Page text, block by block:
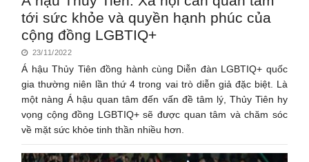
tới sức khỏe và quyền hạnh phúc của
cộng đồng LGBTIQ+
23/11/2022
Á hậu Thủy Tiên đồng hành cùng Diễn đàn LGBTIQ+ quốc
gia thường niên lần thứ 4 trong vai trò diễn giả đặc biệt. Là
một nàng Á hậu quan tâm đến vấn đề tâm lý, Thủy Tiên hy
vọng cộng đồng LGBTIQ+ sẽ được quan tâm và chăm sóc
về mặt sức khỏe tinh thần nhiều hơn.